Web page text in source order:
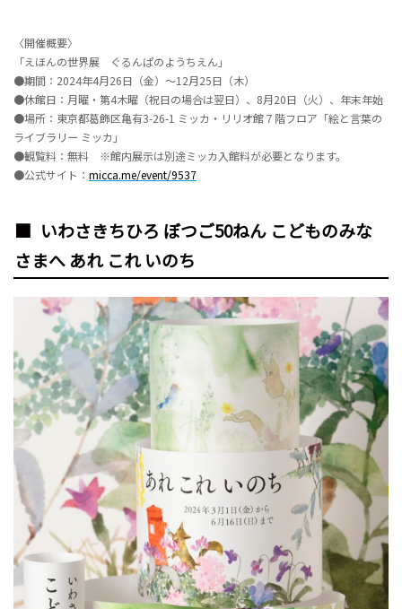
〈開催概要〉
「えほんの世界展 ぐるんぱのようちえん」
●期間：2024年4月26日（金）～12月25日（木）
●休館日：月曜・第4木曜（祝日の場合は翌日）、8月20日（火）、年末年始
●場所：東京都葛飾区亀有3-26-1 ミッカ・リリオ館７階フロア「絵と言葉の
ライブラリー ミッカ」
●観覧料：無料 ※館内展示は別途ミッカ入館料が必要となります。
●公式サイト： micca.me/event/9537
いわさきちひろ ぼつご50ねん こどものみな
さまへ あれ これ いのち